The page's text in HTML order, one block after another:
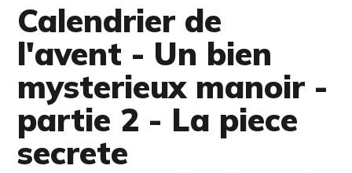
Calendrier de
l'avent - Un bien
mysterieux manoir -
partie 2 - La piece
secrete